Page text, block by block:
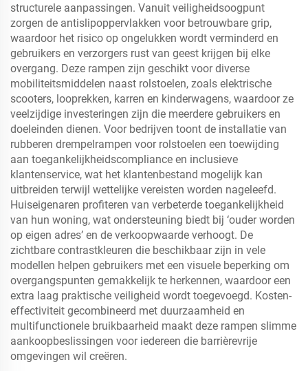
structurele aanpassingen. Vanuit veiligheidsoogpunt
zorgen de antislipoppervlakken voor betrouwbare grip,
waardoor het risico op ongelukken wordt verminderd en
gebruikers en verzorgers rust van geest krijgen bij elke
overgang. Deze rampen zijn geschikt voor diverse
mobiliteitsmiddelen naast rolstoelen, zoals elektrische
scooters, looprekken, karren en kinderwagens, waardoor ze
veelzijdige investeringen zijn die meerdere gebruikers en
doeleinden dienen. Voor bedrijven toont de installatie van
rubberen drempelrampen voor rolstoelen een toewijding
aan toegankelijkheidscompliance en inclusieve
klantenservice, wat het klantenbestand mogelijk kan
uitbreiden terwijl wettelijke vereisten worden nageleefd.
Huiseigenaren profiteren van verbeterde toegankelijkheid
van hun woning, wat ondersteuning biedt bij ‘ouder worden
op eigen adres’ en de verkoopwaarde verhoogt. De
zichtbare contrastkleuren die beschikbaar zijn in vele
modellen helpen gebruikers met een visuele beperking om
overgangspunten gemakkelijk te herkennen, waardoor een
extra laag praktische veiligheid wordt toegevoegd. Kosten-
effectiviteit gecombineerd met duurzaamheid en
multifunctionele bruikbaarheid maakt deze rampen slimme
aankoopbeslissingen voor iedereen die barrièrevrije
omgevingen wil creëren.